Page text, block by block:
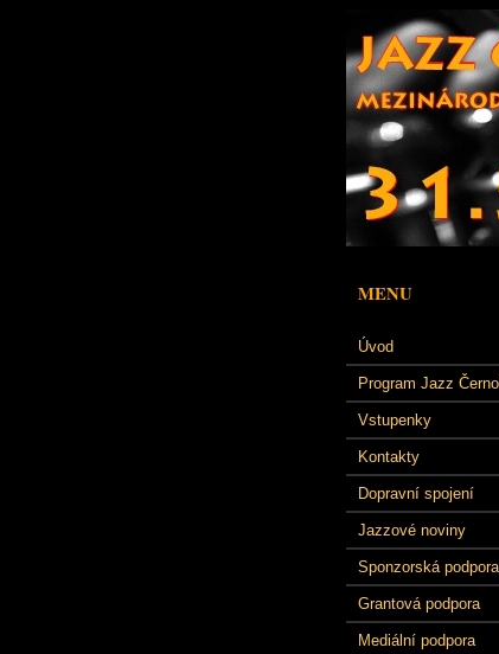
MENU
Úvod
Program Jazz
Vstupenky
Kontakty
Dopravní spojení
Jazzové noviny
Sponzorská podpora
Grantová podpora
Mediální podpora